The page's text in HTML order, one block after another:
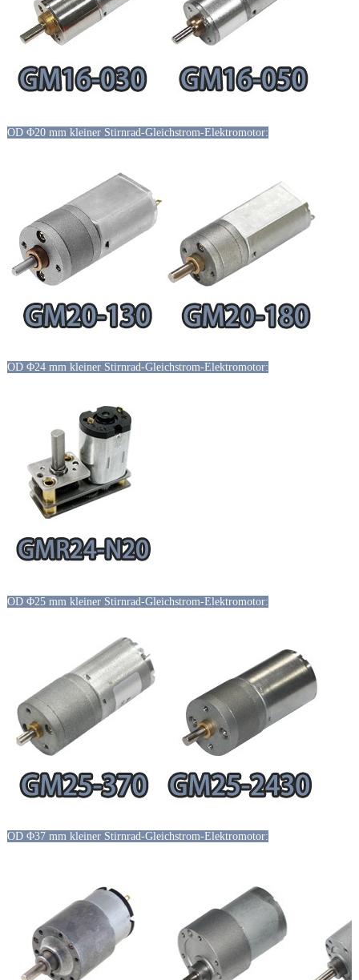
OD Φ20 mm kleiner Stirnrad-Gleichstrom-Elektromotor:
OD Φ24 mm kleiner Stirnrad-Gleichstrom-Elektromotor:
OD Φ25 mm kleiner Stirnrad-Gleichstrom-Elektromotor:
OD Φ37 mm kleiner Stirnrad-Gleichstrom-Elektromotor: